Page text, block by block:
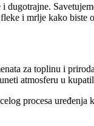
i mrlje kako biste
za toplinu i
atmosferu u
procesa